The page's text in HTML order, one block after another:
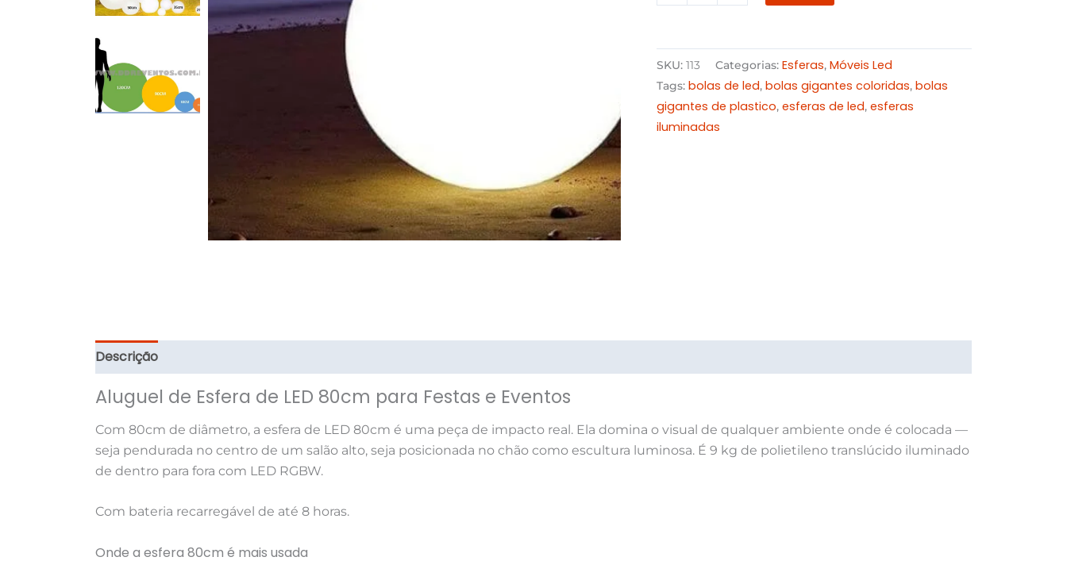
SKU: 113 Categorias: Esferas, Móveis Led
Tags: bolas de led, bolas gigantes coloridas, bolas
gigantes de plastico, esferas de led, esferas
iluminadas
Descrição
Aluguel de Esfera de LED 80cm para Festas e Eventos
Com 80cm de diâmetro, a esfera de LED 80cm é uma peça de impacto real. Ela domina o visual de qualquer ambiente onde é colocada —
seja pendurada no centro de um salão alto, seja posicionada no chão como escultura luminosa. É 9 kg de polietileno translúcido iluminado
de dentro para fora com LED RGBW.
Com bateria recarregável de até 8 horas.
Onde a esfera 80cm é mais usada